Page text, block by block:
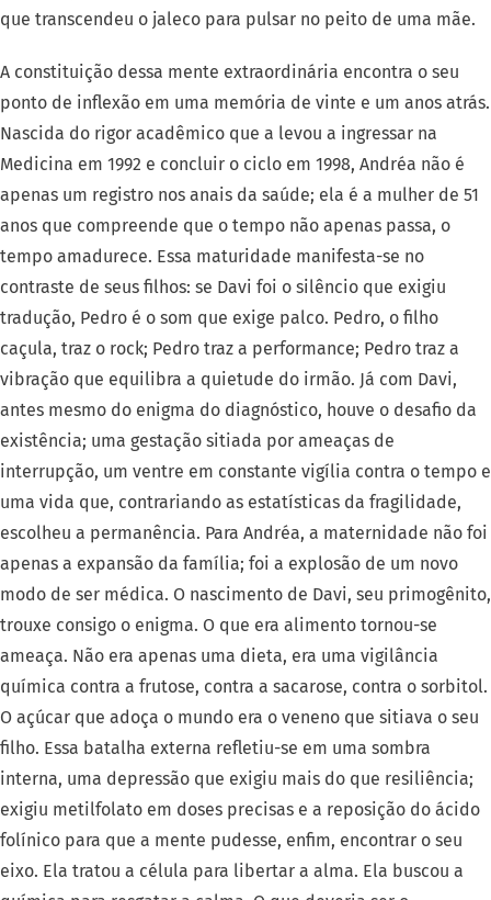
que transcendeu o jaleco para pulsar no peito de uma mãe.
A constituição dessa mente extraordinária encontra o seu
ponto de inflexão em uma memória de vinte e um anos atrás.
Nascida do rigor acadêmico que a levou a ingressar na
Medicina em 1992 e concluir o ciclo em 1998, Andréa não é
apenas um registro nos anais da saúde; ela é a mulher de 51
anos que compreende que o tempo não apenas passa, o
tempo amadurece. Essa maturidade manifesta-se no
contraste de seus filhos: se Davi foi o silêncio que exigiu
tradução, Pedro é o som que exige palco. Pedro, o filho
caçula, traz o rock; Pedro traz a performance; Pedro traz a
vibração que equilibra a quietude do irmão. Já com Davi,
antes mesmo do enigma do diagnóstico, houve o desafio da
existência; uma gestação sitiada por ameaças de
interrupção, um ventre em constante vigília contra o tempo e
uma vida que, contrariando as estatísticas da fragilidade,
escolheu a permanência. Para Andréa, a maternidade não foi
apenas a expansão da família; foi a explosão de um novo
modo de ser médica. O nascimento de Davi, seu primogênito,
trouxe consigo o enigma. O que era alimento tornou-se
ameaça. Não era apenas uma dieta, era uma vigilância
química contra a frutose, contra a sacarose, contra o sorbitol.
O açúcar que adoça o mundo era o veneno que sitiava o seu
filho. Essa batalha externa refletiu-se em uma sombra
interna, uma depressão que exigiu mais do que resiliência;
exigiu metilfolato em doses precisas e a reposição do ácido
folínico para que a mente pudesse, enfim, encontrar o seu
eixo. Ela tratou a célula para libertar a alma. Ela buscou a